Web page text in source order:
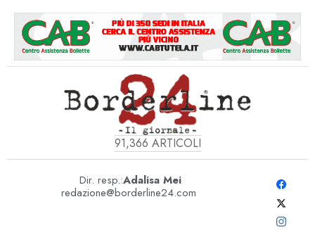
91,366 ARTICOLI
Dir. resp.:Adalisa Mei
redazione@borderline24.com